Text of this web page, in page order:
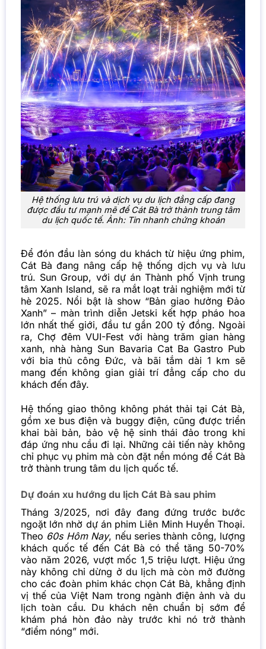
Hệ thống lưu trú và dịch vụ du lịch đẳng cấp đang
được đầu tư mạnh mẽ để Cát Bà trở thành trung tâm
du lịch quốc tế. Ảnh: Tin nhanh chứng khoán
Để đón đầu làn sóng du khách từ hiệu ứng phim,
Cát Bà đang nâng cấp hệ thống dịch vụ và lưu
trú. Sun Group, với dự án Thành phố Vịnh trung
tâm Xanh Island, sẽ ra mắt loạt trải nghiệm mới từ
hè 2025. Nổi bật là show “Bản giao hưởng Đảo
Xanh” – màn trình diễn Jetski kết hợp pháo hoa
lớn nhất thế giới, đầu tư gần 200 tỷ đồng. Ngoài
ra, Chợ đêm VUI-Fest với hàng trăm gian hàng
xanh, nhà hàng Sun Bavaria Cat Ba Gastro Pub
với bia thủ công Đức, và bãi tắm dài 1 km sẽ
mang đến không gian giải trí đẳng cấp cho du
khách đến đây.
Hệ thống giao thông không phát thải tại Cát Bà,
gồm xe bus điện và buggy điện, cũng được triển
khai bài bản, bảo vệ hệ sinh thái đảo trong khi
đáp ứng nhu cầu đi lại. Những cải tiến này không
chỉ phục vụ phim mà còn đặt nền móng để Cát Bà
trở thành trung tâm du lịchquốc tế.
Dự đoán xu hướng du lịch Cát Bà sau phim
Tháng 3/2025, nơi đây đang đứng trước bước
ngoặt lớn nhờ dự án phim Liên Minh Huyền Thoại.
Theo 60s Hôm Nay, nếu series thành công, lượng
khách quốc tế đến Cát Bà có thể tăng 50-70%
vào năm 2026, vượt mốc 1,5 triệu lượt. Hiệu ứng
này không chỉ dừng ở du lịch mà còn mở đường
cho các đoàn phim khác chọn Cát Bà, khẳng định
vị thế của Việt Nam trong ngành điện ảnh và du
lịch toàn cầu. Du khách nên chuẩn bị sớm để
khám phá hòn đảo này trước khi nó trở thành
“điểm nóng” mới.